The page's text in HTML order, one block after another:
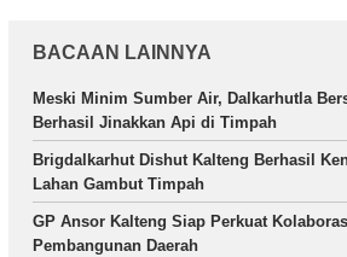
BACAAN LAINNYA
Meski Minim Sumber Air, Dalkarhutla
Berhasil Jinakkan Api di Timpah
Brigdalkarhut Dishut Kalteng Berhasil
Lahan Gambut Timpah
GP Ansor Kalteng Siap Perkuat
Pembangunan Daerah